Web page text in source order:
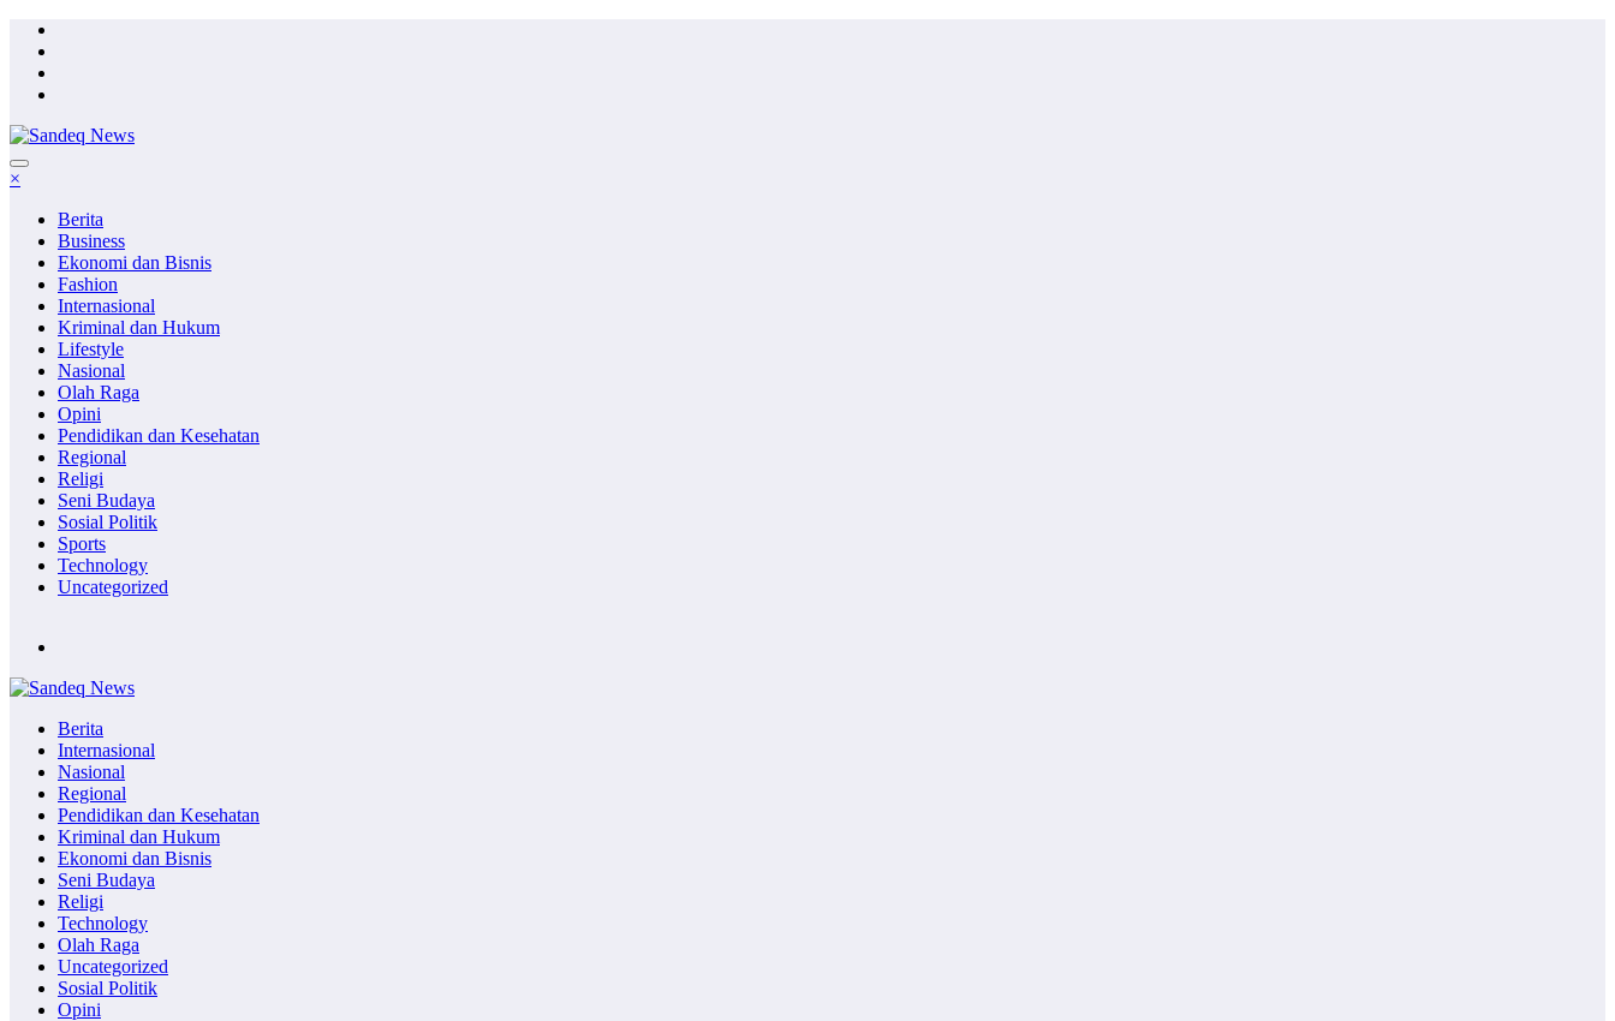
Skip
content
×
Berita
Business
Ekonomi dan Bisnis
Fashion
Internasional
Kriminal dan Hukum
Lifestyle
Nasional
Olah Raga
Opini
Pendidikan dan Kesehatan
Regional
Religi
Seni Budaya
Sosial Politik
Sports
Technology
Uncategorized
Berita
Internasional
Nasional
Regional
Pendidikan dan Kesehatan
Kriminal dan Hukum
Ekonomi dan Bisnis
Seni Budaya
Religi
Technology
Olah Raga
Uncategorized
Sosial Politik
Opini